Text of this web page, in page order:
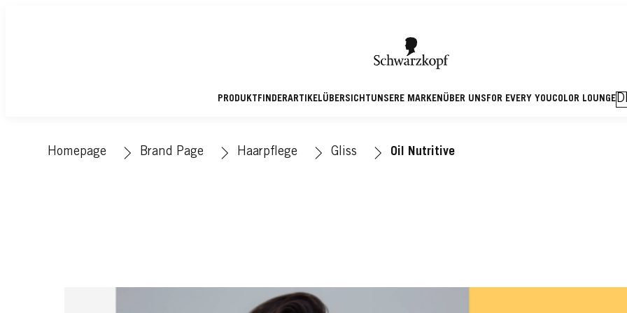
PRODUKTFINDERARTIKELÜBERSICHT UNSERE MARKENÜBER UNSFOR EVERY YOUCOLOR LOUNGE
Homepage Brand Page Haarpflege Gliss Oil Nutritive